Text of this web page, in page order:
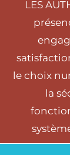
LES
le choix
la